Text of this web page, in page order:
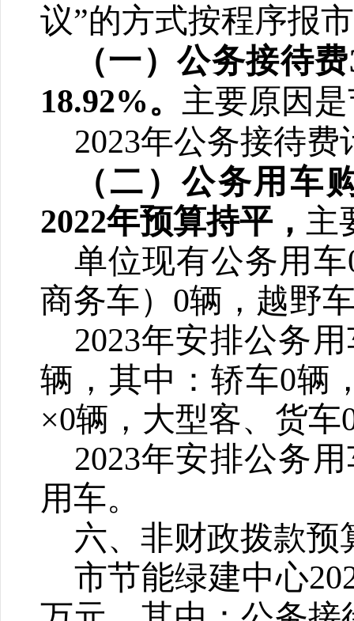
议”的方式按程序报
（一）公务接待费
18.92%。 主要原因
2023年公务接待
（二）公务用车
2022年预算持平， 主
单位现有公务用
商务车）0辆，越野
2023年安排公务
辆，其中：轿车0辆
×0辆，大型客、货车
2023年安排公务
用车。
六、非财政拨款预
市节能绿建中心